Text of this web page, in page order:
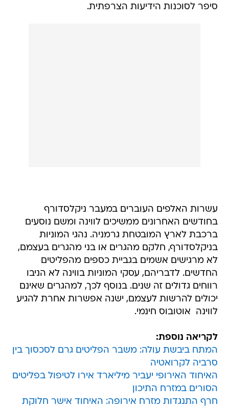
סיפר לסוכנות הידיעות הצרפתית.
עשרות האלפים העוברים במעבר ניקלסדורף
בחודשים האחרונים ממשיכים לווינה ומשם נוסעים
ברכבת לארץ המובטחת גרמניה. נהגי המוניות
בניקלסדורף, חלקם מהגרים או בני מהגרים בעצמם,
לא מרגישים אשמים בגביית כספים מהפליטים
החדשים. לדבריהם, עסקי המוניות בווינה לא הניבו
רווחים גדולים זה שנים. בנוסף לכך, למהגרים שאינם
יכולים להרשות לעצמם, ישנה אפשרות אחרת להגיע
לווינה  אוטובוס חינמי.
לקריאה נוספת:
המתח ביבשת עולה: משבר הפליטים גרם לסכסוך בין
סרביה לקרואטיה
האיחוד האירופי יעביר מיליארד אירו לטיפול בפליטים
הסורים במזרח התיכון
חרף התנגדות מזרח אירופה: האיחוד אישר חלוקת